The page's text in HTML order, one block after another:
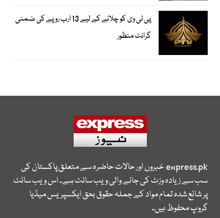
پی ٹی وی کو چلانے کے لیے 13 ارب روپے کی ضمنی
گرانٹ منظور
express.pkخبروں اور حالات حاضرہ سے متعلق پاکستان کی
سب سے زیادہ وزٹ کی جانے والی ویب سائٹ ہے۔ اس ویب سائٹ
پر شائع شدہ تمام مواد کے جملہ حقوق بحق ایکسپریس میڈیا
گروپ محفوظ ہیں۔